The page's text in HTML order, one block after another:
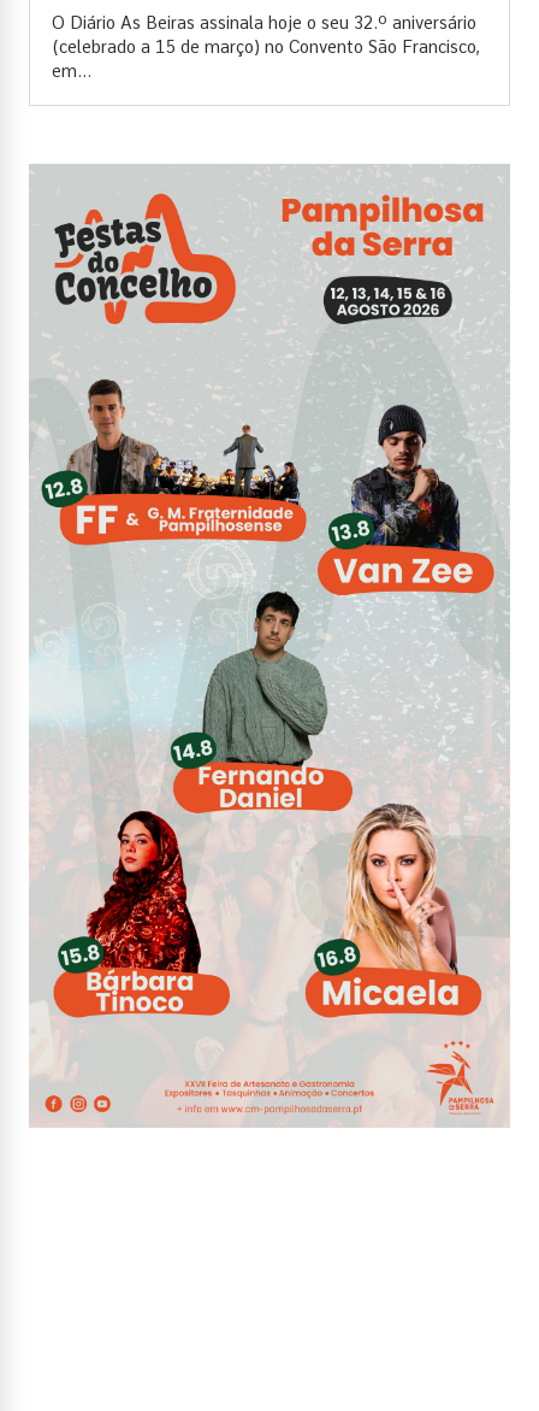
O Diário As Beiras assinala hoje o seu 32.º aniversário
(celebrado a 15 de março) no Convento São Francisco,
em...